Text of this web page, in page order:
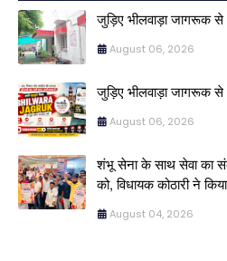
जुड़िए भीलवाड़ा जागरूक से
August 06, 2026
जुड़िए भीलवाड़ा जागरूक से
August 06, 2026
शंभू सेना के साथ सेवा का
को, विधायक कोठारी ने
August 04, 2026